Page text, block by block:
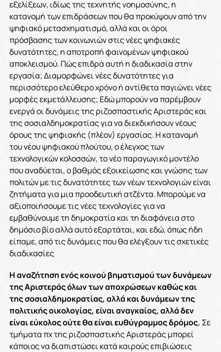
εξελίξεων, ιδίως της τεχνητής νοημοσύνης, η
κατανομή των επιδράσεων που θα προκύψουν από την
ψηφιακό μετασχηματισμό, αλλά και οι όροι
πρόσβασης των κοινωνιών στις νέες ψηφιακές
δυνατότητες, η αποτροπή φαινομένων ψηφιακού
αποκλεισμού. Πώς επιδρά αυτή η διαδικασία στην
εργασία; Διαμορφώνει νέες δυνατότητες για
περισσότερο ελεύθερο χρόνο ή αντίθετα παγιώνει νέες
μορφές εκμετάλλευσης; Εδώ μπορούν να παρέμβουν
ενεργά οι δυνάμεις της ριζοσπαστικής Αριστεράς και
της σοσιαλδημοκρατίας για να διεκδικήσουν νέους
όρους της ψηφιακής (πλέον) εργασίας. Η κατανομή
του νέου ψηφιακού πλούτου, ο έλεγχος των
τεχνολογικών κολοσσών, το νέο παραγωγικό μοντέλο
που αναδύεται, ο βαθμός εξοικείωσης και γνώσης των
πολιτών με τις δυνατότητες των νέων τεχνολογιών είναι
ζητήματα για μια προοδευτική ατζέντα. Μπορούμε να
αξιοποιήσουμε τις νέες τεχνολογίες για να
εμβαθύνουμε τη δημοκρατία και τη διαφάνεια στο
δημόσιο βίο αλλά αυτό εξαρτάται, και εδώ, όπως ήδη
είπαμε, από τις δυνάμεις που θα ελέγξουν τις σχετικές
διαδικασίες
Η αναζήτηση ενός κοινού βηματισμού των δυνάμεων
της Αριστεράς όλων των αποχρώσεων καθώς και
της σοσιαλδημοκρατίας, αλλά και δυνάμεων της
πολιτικής οικολογίας, είναι αναγκαίος, αλλά δεν
είναι εύκολος ούτε θα είναι ευθύγραμμος δρόμος. Σε
τμήματα πχ της ριζοσπαστικής Αριστεράς μπορεί
κάποιος να διαπιστώσει κατά καιρούς επιβιώσεις